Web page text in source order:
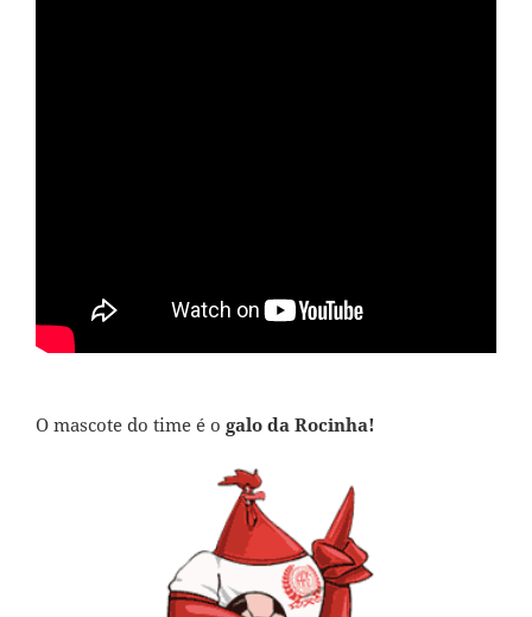
O mascote do time é o galo da Rocinha!